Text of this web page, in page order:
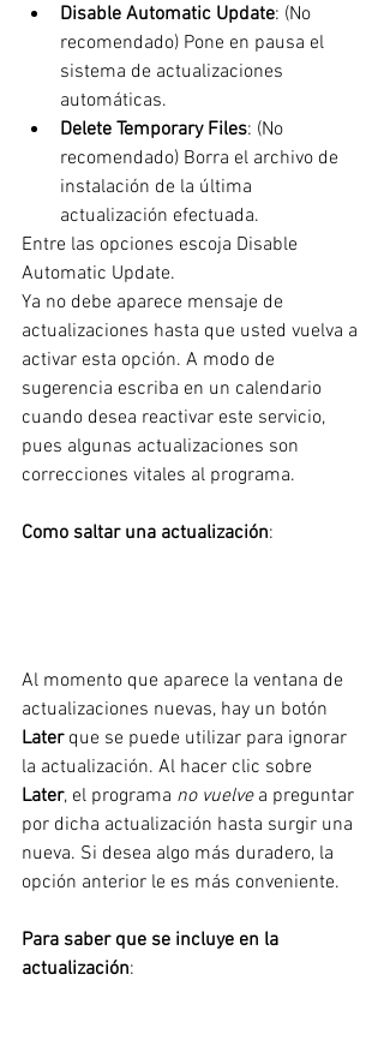
Disable Automatic Update: (No
recomendado) Pone en pausa el
sistema de actualizaciones
automáticas.
Delete Temporary Files: (No
recomendado) Borra el archivo de
instalación de la última
actualización efectuada.
Entre las opciones escoja Disable
Automatic Update.
Ya no debe aparece mensaje de
actualizaciones hasta que usted vuelva a
activar esta opción. A modo de
sugerencia escriba en un calendario
cuando desea reactivar este servicio,
pues algunas actualizaciones son
correcciones vitales al programa.
Como saltar una actualización:
Al momento que aparece la ventana de
actualizaciones nuevas, hay un botón
Later que se puede utilizar para ignorar
la actualización. Al hacer clic sobre
Later, el programa no vuelve a preguntar
por dicha actualización hasta surgir una
nueva. Si desea algo más duradero, la
opción anterior le es más conveniente.
Para saber que se incluye en la
actualización: